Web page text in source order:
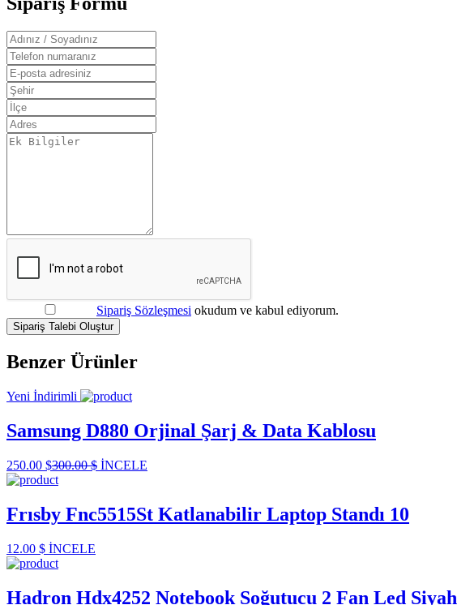
Sipariş Sözleşmesi okudum ve kabul ediyorum.
Sipariş Talebi Oluştur
Benzer Ürünler
Yeni İndirimli
Samsung D880 Orjinal Şarj & Data Kablosu
250.00 $300.00 $ İNCELE
Frısby Fnc5515St Katlanabilir Laptop Standı 10
12.00 $ İNCELE
Hadron Hdx4252 Notebook Soğutucu 2 Fan Led Siyah